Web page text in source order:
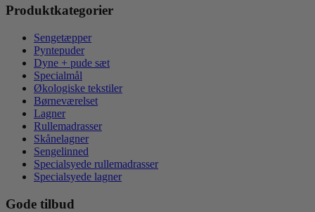
Produktkategorier
Sengetæpper
Pyntepuder
Dyne + pude sæt
Specialmål
Økologiske tekstiler
Børneværelset
Lagner
Rullemadrasser
Skånelagner
Sengelinned
Specialsyede rullemadrasser
Specialsyede lagner
Gode tilbud